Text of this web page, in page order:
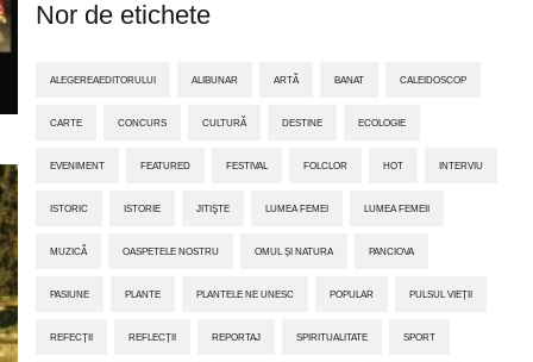
Nor de etichete
ALEGEREAEDITORULUI ALIBUNAR ARTĂ BANAT CALEIDOSCOP
CARTE CONCURS CULTURĂ DESTINE ECOLOGIE
EVENIMENT FEATURED FESTIVAL FOLCLOR HOT INTERVIU
ISTORIC ISTORIE JITIŞTE LUMEA FEMEI LUMEA FEMEII
MUZICĂ OASPETELE NOSTRU OMUL ȘI NATURA PANCIOVA
PASIUNE PLANTE PLANTELE NE UNESC POPULAR PULSUL VIEȚII
REFECȚII REFLECȚII REPORTAJ SPIRITUALITATE SPORT